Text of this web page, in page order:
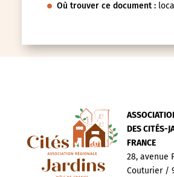
Où trouver ce document :
DES CITÉS-
FRANCE
28, avenue
Couturier /